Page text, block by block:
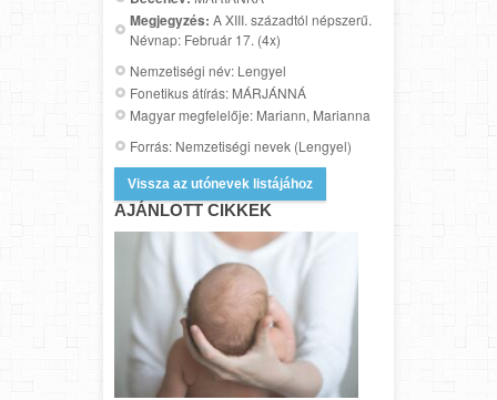
Megjegyzés: A XIII. századtól népszerű.
Névnap: Február 17. (4x)
Nemzetiségi név: Lengyel
Fonetikus átírás: MÁRJÁNNÁ
Magyar megfelelője: Mariann, Marianna
Forrás: Nemzetiségi nevek (Lengyel)
Vissza az utónevek listájához
AJÁNLOTT CIKKEK